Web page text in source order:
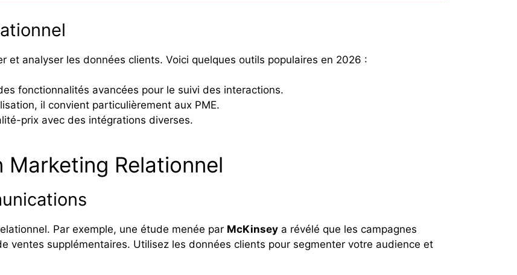
et analyser les données clients. Voici quelques outils populaires en 2026 :
fonctionnalités avancées pour le suivi des interactions.
il convient particulièrement aux PME.
prix avec des intégrations diverses.
Relationnel
Par exemple, une étude menée par McKinsey a révélé que les campagnes
ventes supplémentaires. Utilisez les données clients pour segmenter votre audience et